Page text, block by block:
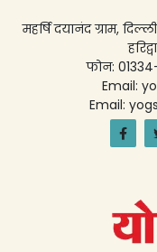
महर्षि दयानंद ग्राम,
फोन:
Email:
Email: